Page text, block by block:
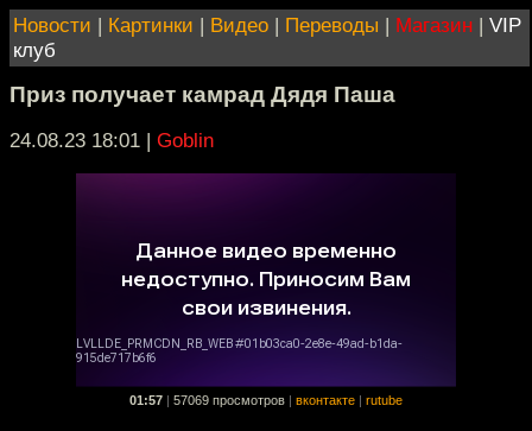
Новости | Картинки | Видео | Переводы | Магазин | VIP
клуб
Приз получает камрад Дядя Паша
24.08.23 18:01 | Goblin
01:57 57069 просмотров вконтакте rutube